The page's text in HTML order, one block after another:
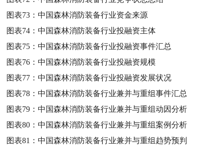
图表73：中国森林消防装备行业资金来源
图表74：中国森林消防装备行业投融资主体
图表75：中国森林消防装备行业投融资事件汇总
图表76：中国森林消防装备行业投融资规模
图表77：中国森林消防装备行业投融资发展状况
图表78：中国森林消防装备行业兼并与重组事件汇总
图表79：中国森林消防装备行业兼并与重组动因分析
图表80：中国森林消防装备行业兼并与重组案例分析
图表81：中国森林消防装备行业兼并与重组趋势预判